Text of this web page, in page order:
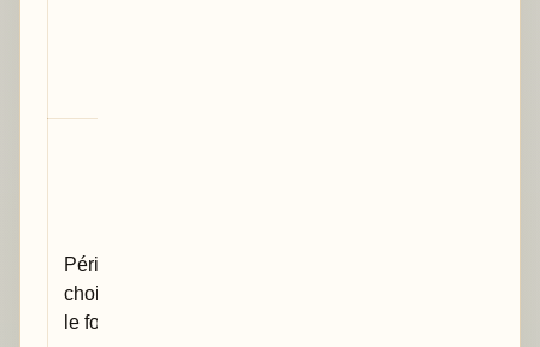
Périmètre
choisi dans
le formulaire